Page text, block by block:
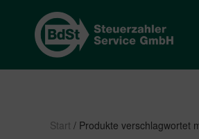
Start / Produkte verschlagwortet